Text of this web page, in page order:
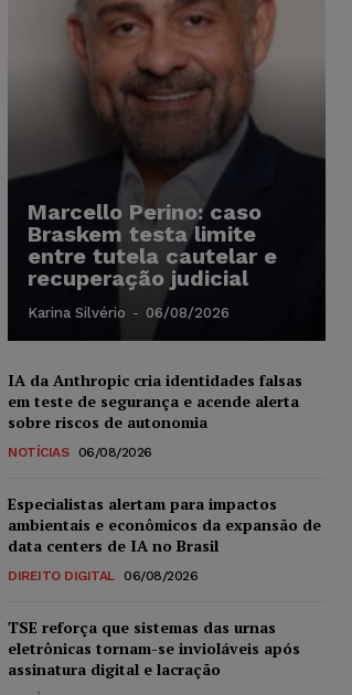
Marcello Perino: caso
Braskem testa limite
entre tutela cautelar e
recuperação judicial
Karina Silvério - 06/08/2026
IA da Anthropic cria identidades falsas
em teste de segurança e acende alerta
sobre riscos de autonomia
NOTÍCIAS 06/08/2026
Especialistas alertam para impactos
ambientais e econômicos da expansão de
data centers de IA no Brasil
DIREITO DIGITAL 06/08/2026
TSE reforça que sistemas das urnas
eletrônicas tornam-se invioláveis após
assinatura digital e lacração